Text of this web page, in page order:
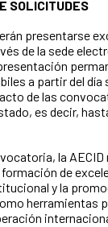
SOLICITUDES
presentarse
de la sede
a partir del día
de las
es decir,
la
de
y la
herramientas